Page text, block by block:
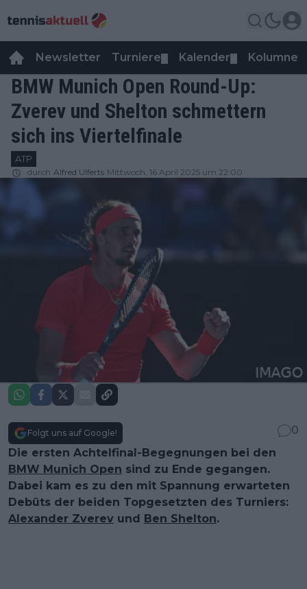
Newsletter Turniere Kalender Kolumnen
BMW Munich Open Round-Up:
Zverev und Shelton schmettern
sich ins Viertelfinale
ATP
durch Alfred Ulferts Mittwoch, 16 April 2025 um 22:00
Folgt uns auf Google!
0
Die ersten Achtelfinal-Begegnungen bei den
BMW Munich Open sind zu Ende gegangen.
Dabei kam es zu den mit Spannung erwarteten
Debüts der beiden Topgesetzten des Turniers:
Alexander Zverev und Ben Shelton.